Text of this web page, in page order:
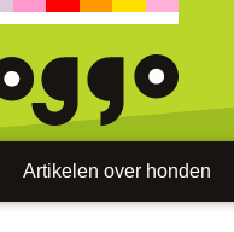
Artikelen over honden